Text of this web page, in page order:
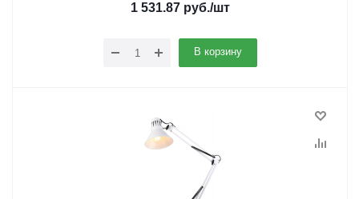
1 531.87 руб./шт
В корзину